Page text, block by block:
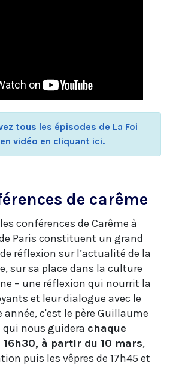
tous les épisodes de La Foi
vidéo en cliquant ici.
de carême
conférences de Carême à
Paris constituent un grand
réflexion sur l’actualité de la
sur sa place dans la culture
– une réflexion qui nourrit la
et leur dialogue avec le
année, c'est le père Guillaume
qui nous guidera chaque
à partir du 10 mars,
puis les vêpres de 17h45 et